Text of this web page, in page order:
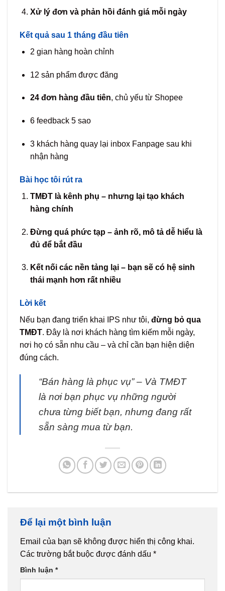
Xử lý đơn và phản hồi đánh giá mỗi ngày
Kết quả sau 1 tháng đầu tiên
2 gian hàng hoàn chỉnh
12 sản phẩm được đăng
24 đơn hàng đầu tiên, chủ yếu từ Shopee
6 feedback 5 sao
3 khách hàng quay lại inbox Fanpage sau khi
nhận hàng
Bài học tôi rút ra
TMĐT là kênh phụ – nhưng lại tạo khách
hàng chính
Đừng quá phức tạp – ảnh rõ, mô tả dễ hiểu là
đủ để bắt đầu
Kết nối các nền tảng lại – bạn sẽ có hệ sinh
thái mạnh hơn rất nhiều
Lời kết
Nếu bạn đang triển khai IPS như tôi, đừng bỏ qua
TMĐT. Đây là nơi khách hàng tìm kiếm mỗi ngày,
nơi họ có sẵn nhu cầu – và chỉ cần bạn hiện diện
đúng cách.
“Bán hàng là phục vụ” – Và TMĐT
là nơi bạn phục vụ những người
chưa từng biết bạn, nhưng đang rất
sẵn sàng mua từ bạn.
Để lại một bình luận
Email của bạn sẽ không được hiển thị công khai.
Các trường bắt buộc được đánh dấu *
Bình luận *